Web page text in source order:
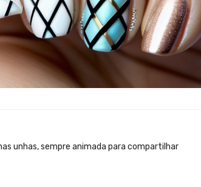
unhas, sempre animada para compartilhar